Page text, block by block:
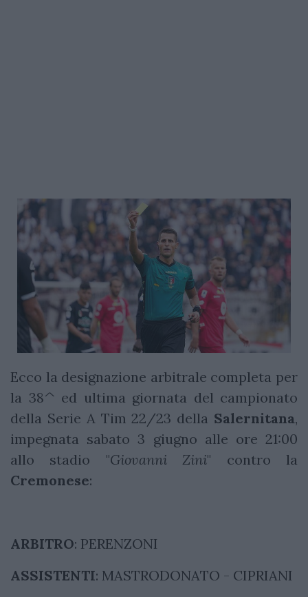
Ecco la designazione arbitrale completa per
la 38^ ed ultima giornata del campionato
della Serie A Tim 22/23 della Salernitana,
impegnata sabato 3 giugno alle ore 21:00
allo stadio "Giovanni Zini" contro la
Cremonese:
ARBITRO: PERENZONI
ASSISTENTI: MASTRODONATO - CIPRIANI